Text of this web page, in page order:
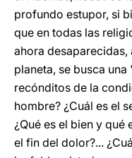
profundo estupor, si
que en todas las
ahora desaparecidas,
planeta, se busca
recónditos de la
hombre? ¿Cuál es el
¿Qué es el bien y qué
el fin del dolor?...